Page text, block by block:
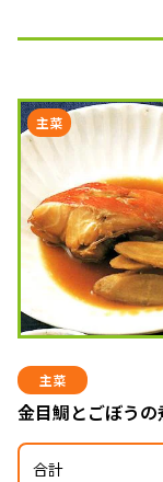
主菜
主菜
金目鯛とごぼうの
合計